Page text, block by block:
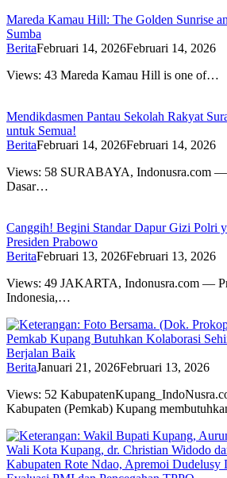
Mareda Kamau Hill: The Golden Sunrise
Sumba
BeritaFebruari 14, 2026Februari 14, 2026
Views: 43 Mareda Kamau Hill is one of…
Mendikdasmen Pantau Sekolah Rakyat
untuk Semua!
BeritaFebruari 14, 2026Februari 14, 2026
Views: 58 SURABAYA, Indonusra.com —
Dasar…
Canggih! Begini Standar Dapur Gizi Polri
Presiden Prabowo
BeritaFebruari 13, 2026Februari 13, 2026
Views: 49 JAKARTA, Indonusra.com —
Indonesia,…
Pemkab Kupang Butuhkan Kolaborasi
Berjalan Baik
BeritaJanuari 21, 2026Februari 13, 2026
Views: 52
Kabupaten (Pemkab) Kupang